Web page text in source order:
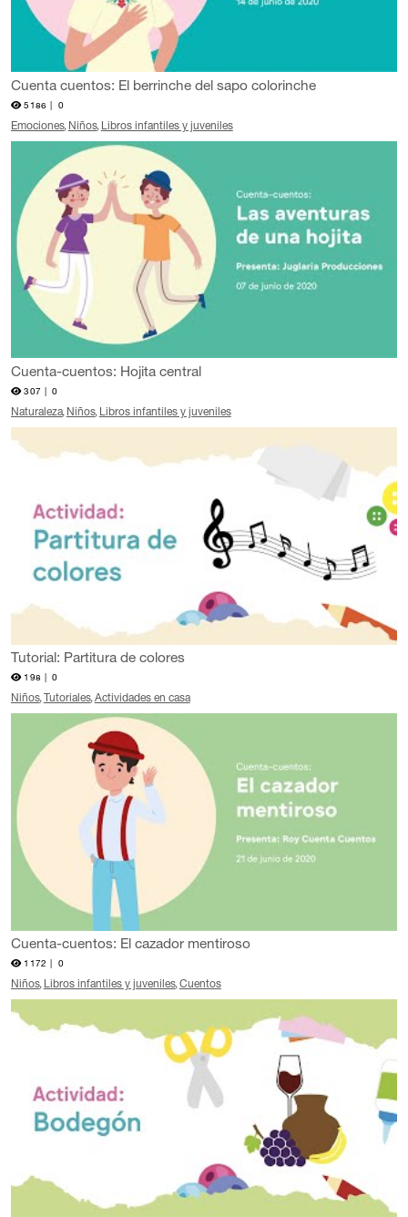
Cuenta cuentos: El berrinche del sapo colorinche
5186 | 0
Emociones Niños Libros infantiles y juveniles
Cuenta-cuentos: Hojita central
307 | 0
Naturaleza Niños Libros infantiles y juveniles
Tutorial: Partitura de colores
198 | 0
Niños Tutoriales Actividades en casa
Cuenta-cuentos: El cazador mentiroso
1172 | 0
Niños Libros infantiles y juveniles Cuentos